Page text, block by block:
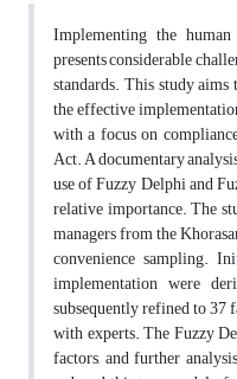
Implementing the
presents considerable
standards. This study
the effective
with a focus on
Act. A documentary
use of Fuzzy Delphi and
relative importance. The
managers from the
convenience sampling.
implementation were
subsequently refined to
with experts. The Fuzzy
factors, and further